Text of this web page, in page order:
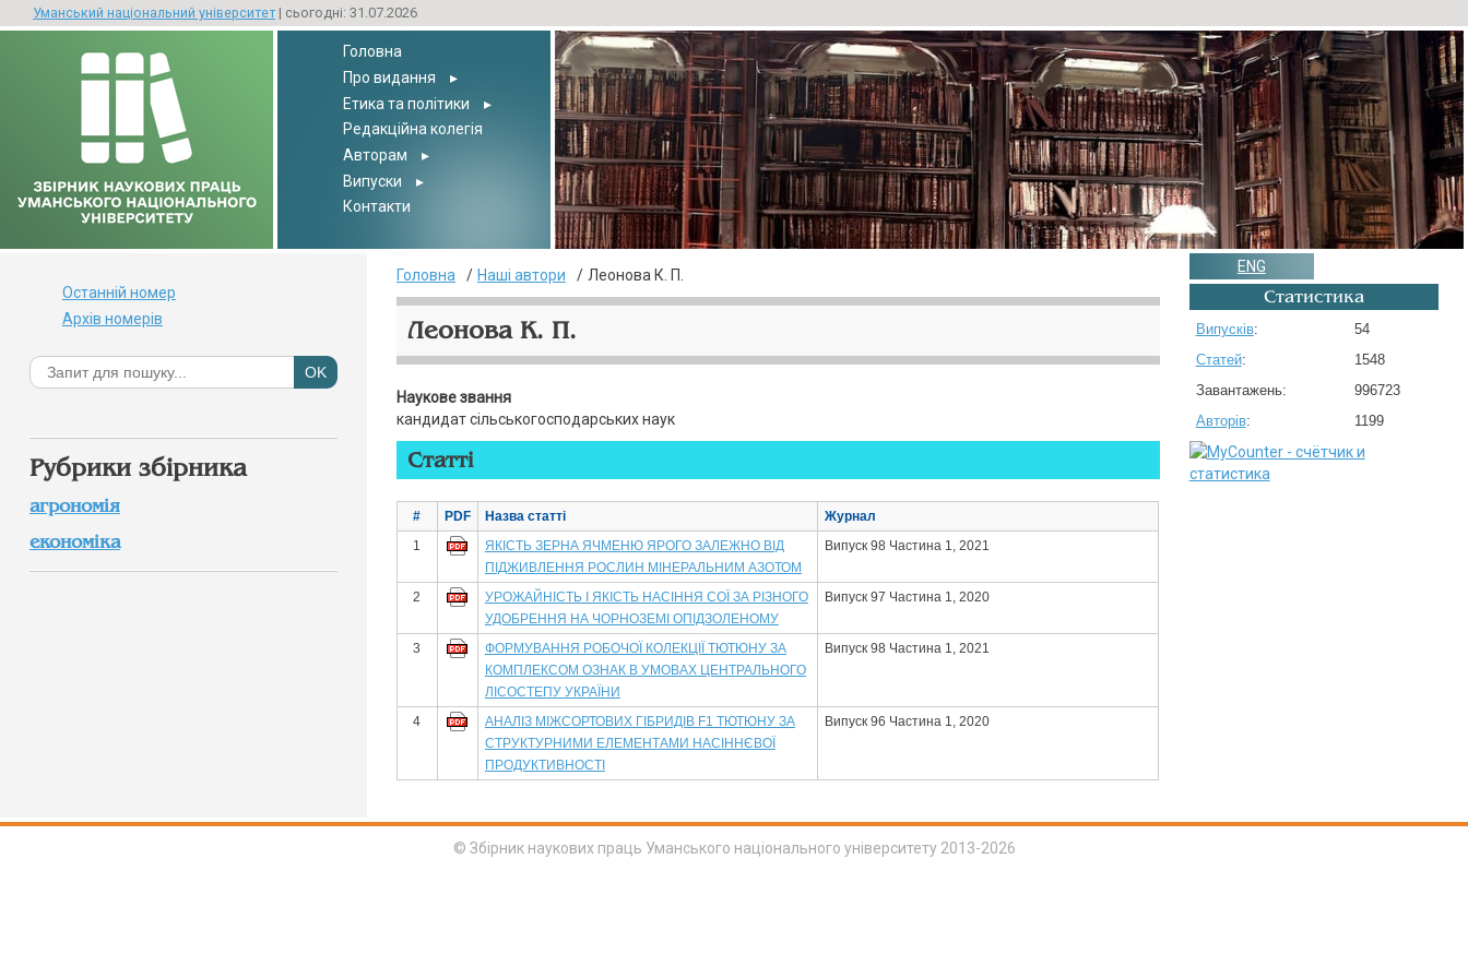
Уманський національний університет| сьогодні: 31.07.2026
Головна
Про видання
▸
Етика та політики
▸
Редакційна колегія
Авторам
▸
Випуски
▸
Контакти
Головна Наші автори Леонова К. П.
Леонова К. П.
Наукове звання
кандидат сільськогосподарських наук
Статті
# PDF Назва статті
Журнал
1
ЯКІСТЬ ЗЕРНА ЯЧМЕНЮ ЯРОГО ЗАЛЕЖНО ВІД
ПІДЖИВЛЕННЯ РОСЛИН МІНЕРАЛЬНИМ АЗОТОМ
Випуск 98 Частина 1, 2021
2
УРОЖАЙНІСТЬ І ЯКІСТЬ НАСІННЯ СОЇ ЗА РІЗНОГО
УДОБРЕННЯ НА ЧОРНОЗЕМІ ОПІДЗОЛЕНОМУ
Випуск 97 Частина 1, 2020
3
ФОРМУВАННЯ РОБОЧОЇ КОЛЕКЦІЇ ТЮТЮНУ ЗА
КОМПЛЕКСОМ ОЗНАК В УМОВАХ ЦЕНТРАЛЬНОГО
ЛІСОСТЕПУ УКРАЇНИ
Випуск 98 Частина 1, 2021
4
АНАЛІЗ МІЖСОРТОВИХ ГІБРИДІВ F1 ТЮТЮНУ ЗА
СТРУКТУРНИМИ ЕЛЕМЕНТАМИ НАСІННЄВОЇ
ПРОДУКТИВНОСТІ
Випуск 96 Частина 1, 2020
Останній номер
Архів номерів
Рубрики збірника
агрономія
економіка
ENG
Статистика
Випусків:
54
Статей:
1548
Завантажень:
996723
Авторів: 1199
© Збірник наукових праць Уманського національного університету 2013-2026